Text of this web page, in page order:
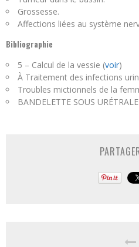
Grossesse.
Affections liées au système
Bibliographie
5 – Calcul de la vessie (voir)
À Traitement des infections
Troubles mictionnels de la
BANDELETTE SOUS